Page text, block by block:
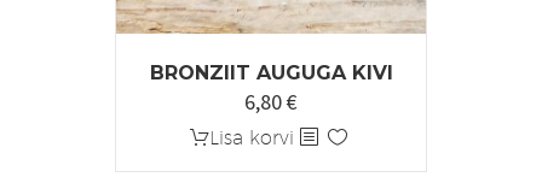
BRONZIIT AUGUGA KIVI
Algne
hind
6,80€
hind
Lisa korvi